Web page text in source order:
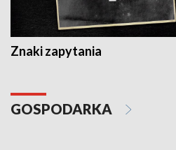
Znaki zapytania
GOSPODARKA